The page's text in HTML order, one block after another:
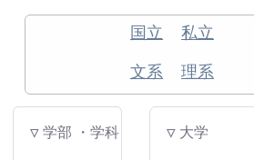
国立 私立
文系 理系
▽ 学部 ・学科 ▽ 大学